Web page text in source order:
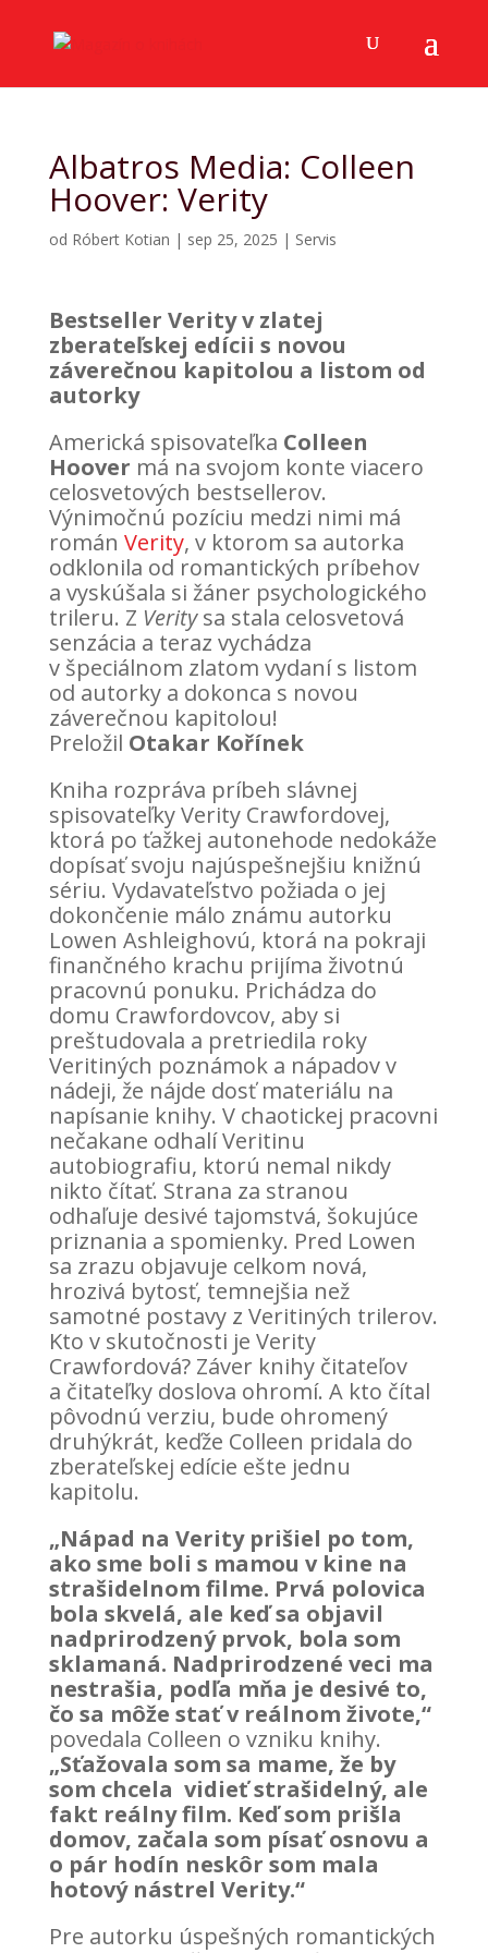
Albatros Media: Colleen
Hoover: Verity
od Róbert Kotian | sep 25, 2025 | Servis
Bestseller Verity v zlatej
zberateľskej edícii s novou
záverečnou kapitolou a listom od
autorky
Americká spisovateľka Colleen
Hoover má na svojom konte viacero
celosvetových bestsellerov.
Výnimočnú pozíciu medzi nimi má
román Verity, v ktorom sa autorka
odklonila od romantických príbehov
a vyskúšala si žáner psychologického
trileru. Z Veritysa stala celosvetová
senzácia a teraz vychádza
v špeciálnom zlatom vydaní s listom
od autorky a dokonca s novou
záverečnou kapitolou!
Preložil Otakar Kořínek
Kniha rozpráva príbeh slávnej
spisovateľky Verity Crawfordovej,
ktorá po ťažkej autonehode nedokáže
dopísať svoju najúspešnejšiu knižnú
sériu. Vydavateľstvo požiada o jej
dokončenie málo známu autorku
Lowen Ashleighovú, ktorá na pokraji
finančného krachu prijíma životnú
pracovnú ponuku. Prichádza do
domu Crawfordovcov, aby si
preštudovala a pretriedila roky
Veritiných poznámok a nápadov v
nádeji, že nájde dosť materiálu na
napísanie knihy. V chaotickej pracovni
nečakane odhalí Veritinu
autobiografiu, ktorú nemal nikdy
nikto čítať. Strana za stranou
odhaľuje desivé tajomstvá, šokujúce
priznania a spomienky. Pred Lowen
sa zrazu objavuje celkom nová,
hrozivá bytosť, temnejšia než
samotné postavy z Veritiných trilerov.
Kto v skutočnosti je Verity
Crawfordová? Záver knihy čitateľov
a čitateľky doslova ohromí. A kto čítal
pôvodnú verziu, bude ohromený
druhýkrát, keďže Colleen pridala do
zberateľskej edície ešte jednu
kapitolu.
„Nápad na Verity prišiel po tom,
ako sme boli s mamou v kine na
strašidelnom filme. Prvá polovica
bola skvelá, ale keď sa objavil
nadprirodzený prvok, bola som
sklamaná. Nadprirodzené veci ma
nestrašia, podľa mňa je desivé to,
čo sa môže stať v reálnom živote,“
povedala Colleen o vzniku knihy.
„Sťažovala som sa mame, že by
som chcela vidieť strašidelný, ale
fakt reálny film. Keď som prišla
domov, začala som písať osnovu a
o pár hodín neskôr som mala
hotový nástrel Verity.“
Pre autorku úspešných romantických